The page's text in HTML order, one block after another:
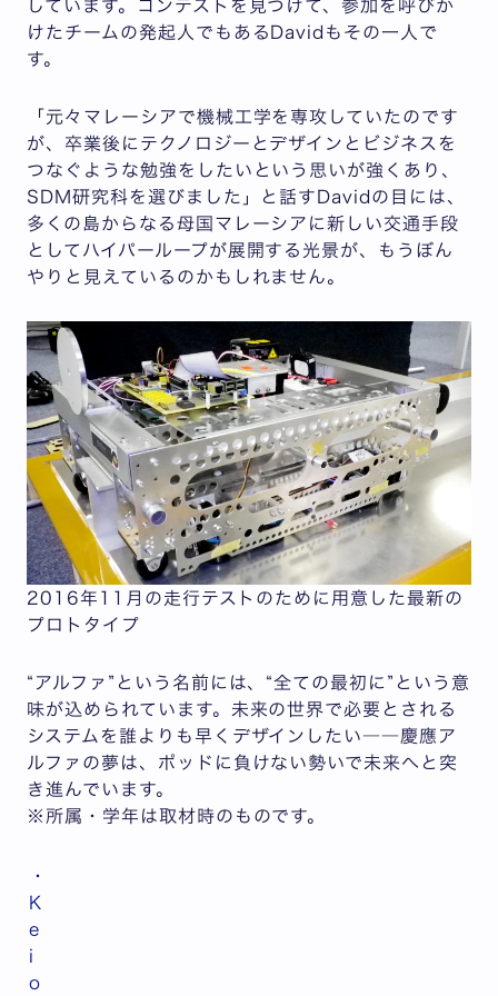
しています。コンテストを見つけて、参加を呼びか
けたチームの発起人でもあるDavidもその一人で
す。
「元々マレーシアで機械工学を専攻していたのです
が、卒業後にテクノロジーとデザインとビジネスを
つなぐような勉強をしたいという思いが強くあり、
SDM研究科を選びました」と話すDavidの目には、
多くの島からなる母国マレーシアに新しい交通手段
としてハイパーループが展開する光景が、もうぼん
やりと見えているのかもしれません。
2016年11月の走行テストのために用意した最新の
プロトタイプ
“アルファ”という名前には、“全ての最初に”という意
味が込められています。未来の世界で必要とされる
システムを誰よりも早くデザインしたい――慶應ア
ルファの夢は、ポッドに負けない勢いで未来へと突
き進んでいます。
※所属・学年は取材時のものです。
・
K
e
i
o